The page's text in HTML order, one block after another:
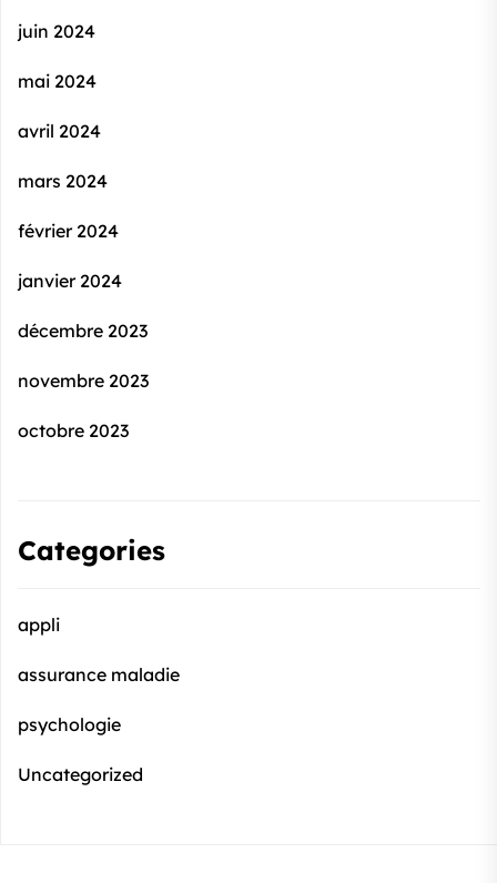
juin 2024
mai 2024
avril 2024
mars 2024
février 2024
janvier 2024
décembre 2023
novembre 2023
octobre 2023
Categories
appli
assurance maladie
psychologie
Uncategorized